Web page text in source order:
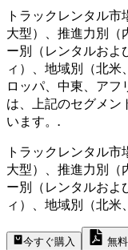
トラックレンタル市
大型）、推進力別（
ー別（レンタルおよ
ィ）、地域別（北
ロッパ、中東、ア
は、上記のセグメン
います。 .
トラックレンタル市
大型）、推進力別（
ー別（レンタルおよ
ィ）、地域別（北米
今すぐ購入 無